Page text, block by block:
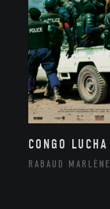
CONGO LUCHA
RABAUD MARLÈNE